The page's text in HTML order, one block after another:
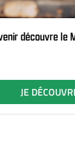
découvre le
JE